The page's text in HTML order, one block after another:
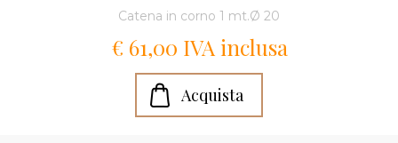
Catena in corno 1 mt.Ø 20
€ 61,00 IVA inclusa